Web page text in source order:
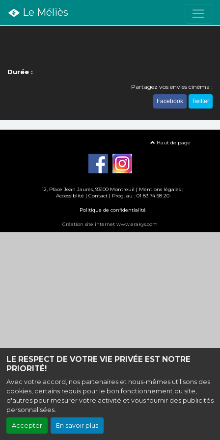
LE RESPECT DE VOTRE VIE PRIVÉE EST NOTRE
PRIORITÉ!
Avec votre accord, nos partenaires et nous-mêmes utilisons des
cookies, certains requis pour le bon fonctionnement du site,
d'autres pour mesurer votre activité et vous fournir des publicités
personnalisées.
Accepter En savoir plus
Le Méliès
Durée :
Partagez vos envies cinéma :
Facebook Twitter
Haut de page
12, Place Jean Jaurès, 93100 Montreuil | Mentions légales|
Accessiblité | Contact| Prog. au : 01 83 74 58 20
Politique de confidentialité
Création site internet www.erakys.com